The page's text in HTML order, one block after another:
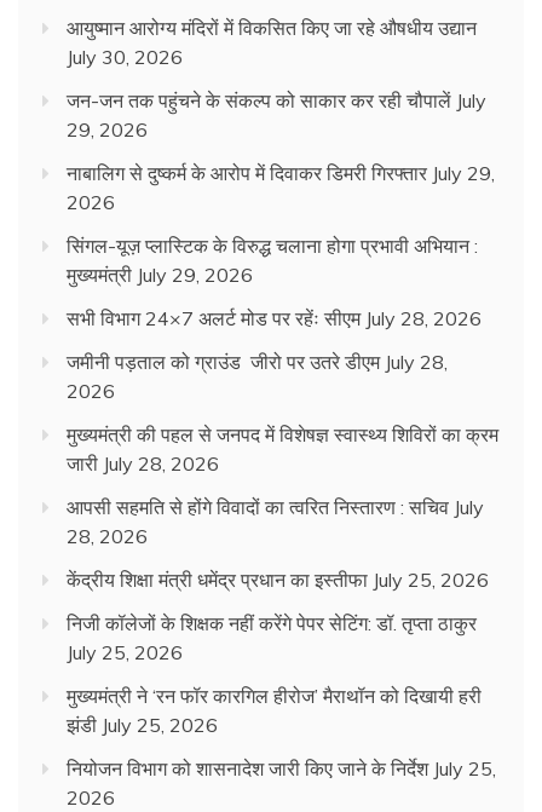
आयुष्मान आरोग्य मंदिरों में विकसित किए जा रहे औषधीय उद्यान
July 30, 2026
जन-जन तक पहुंचने के संकल्प को साकार कर रही चौपालें July
29, 2026
नाबालिग से दुष्कर्म के आरोप में दिवाकर डिमरी गिरफ्तार July 29,
2026
सिंगल-यूज़ प्लास्टिक के विरुद्ध चलाना होगा प्रभावी अभियान :
मुख्यमंत्री July 29, 2026
सभी विभाग 24×7 अलर्ट मोड पर रहेंः सीएम July 28, 2026
जमीनी पड़ताल को ग्राउंड जीरो पर उतरे डीएम July 28,
2026
मुख्यमंत्री की पहल से जनपद में विशेषज्ञ स्वास्थ्य शिविरों का क्रम
जारी July 28, 2026
आपसी सहमति से होंगे विवादों का त्वरित निस्तारण : सचिव July
28, 2026
केंद्रीय शिक्षा मंत्री धमेंद्र प्रधान का इस्तीफा July 25, 2026
निजी कॉलेजों के शिक्षक नहीं करेंगे पेपर सेटिंग: डॉ. तृप्ता ठाकुर
July 25, 2026
मुख्यमंत्री ने ‘रन फॉर कारगिल हीरोज’ मैराथॉन को दिखायी हरी
झंडी July 25, 2026
नियोजन विभाग को शासनादेश जारी किए जाने के निर्देश July 25,
2026